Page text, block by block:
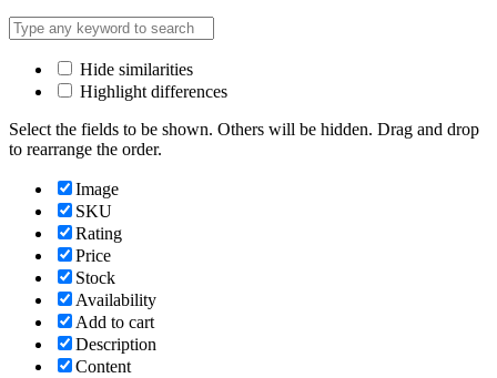
Hide similarities
Highlight differences
Select the fields to be shown. Others will be hidden. Drag and drop
to rearrange the order.
Image
SKU
Rating
Price
Stock
Availability
Add to cart
Description
Content